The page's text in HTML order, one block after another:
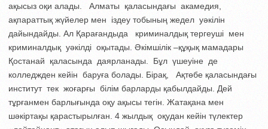
ақысыз оқи алады. Алматы қаласындағы акамедия,
ақпараттық жүйелер мен іздеу тобының жедел уәкілін
дайындайды. Ал Қарағандыда криминалдық тергеуші мен
криминалдық уәкілді оқытады. Әкімшілік –құқық мамадары
Қостанай қаласында даярланады. Бұл үшеуіне де
колледжден кейін баруға болады. Бірақ, Ақтөбе қаласындағы
институт тек жоғарғы білім барларды қабылдайды. Дей
тұрғанмен барлығында оқу ақысы тегін. Жатақана мен
шәкіртақы қарастырылған. 4 жылдық оқудан кейін түлектер